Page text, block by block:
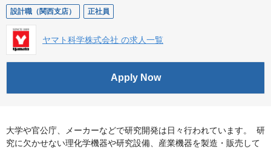
設計職（関西支店） 正社員
ヤマト科学株式会社 の求人一覧
Apply Now
大学や官公庁、メーカーなどで研究開発は日々行われています。 研
究に欠かせない理化学機器や研究設備、産業機器を製造・販売して